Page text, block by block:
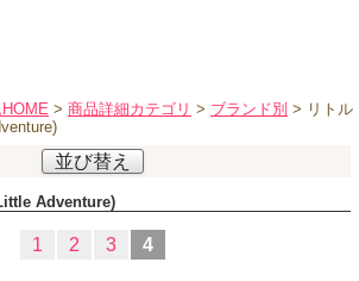
> 商品詳細カテゴリ > ブランド別 > リトル
並び替え
Adventure)
1 2 3 4
ブランド別に探す
会社概要